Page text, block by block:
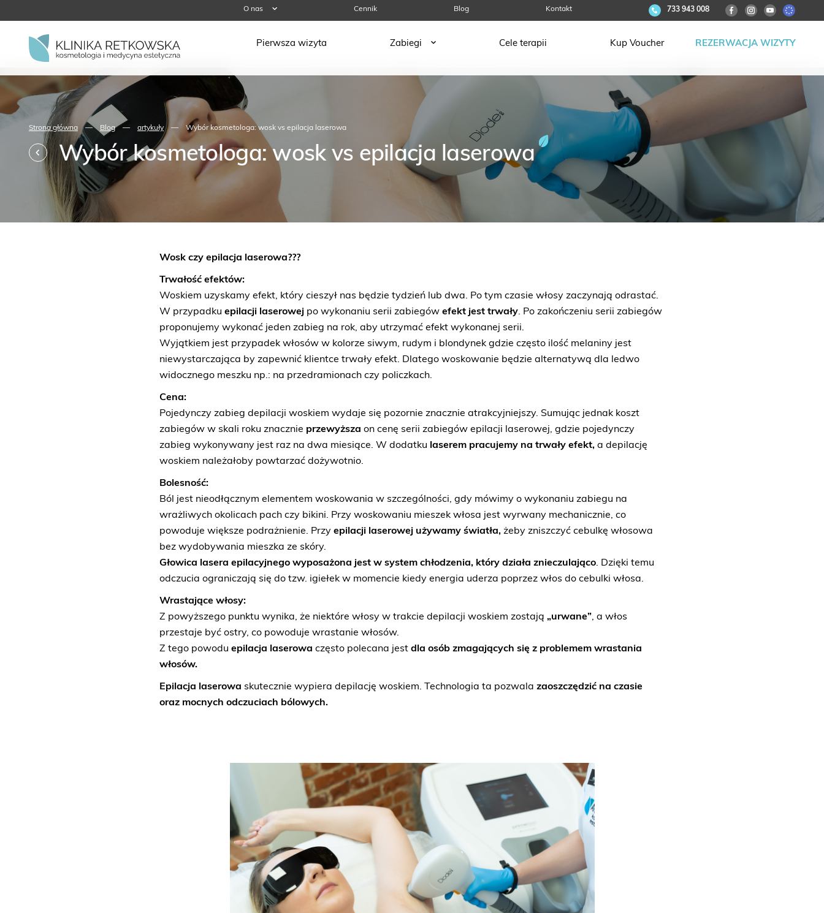
O nas Cennik Blog Kontakt 733 943 008
Pierwsza wizyta Zabiegi Cele terapii Kup Voucher REZERWACJA WIZYTY
Strona główna — Blog — artykuły — Wybór kosmetologa: wosk vs epilacja laserowa
Wybór kosmetologa: wosk vs epilacja laserowa
Wosk czy epilacja laserowa???
Trwałość efektów:
Woskiem uzyskamy efekt, który cieszył nas będzie tydzień lub dwa. Po tym czasie włosy zaczynają odrastać.
W przypadkuepilacji laserowej po wykonaniu serii zabiegówefekt jest trwały. Po zakończeniu serii zabiegów
proponujemy wykonać jeden zabieg na rok, aby utrzymać efekt wykonanej serii.
Wyjątkiem jest przypadek włosów w kolorze siwym, rudym i blondynek gdzie często ilość melaniny jest
niewystarczająca by zapewnić klientce trwały efekt. Dlatego woskowanie będzie alternatywą dla ledwo
widocznego meszku np.: na przedramionach czy policzkach.
Cena:
Pojedynczy zabieg depilacji woskiem wydaje się pozornie znacznie atrakcyjniejszy. Sumując jednak koszt
zabiegów w skali roku znacznie przewyższa on cenę serii zabiegów epilacji laserowej, gdzie pojedynczy
zabieg wykonywany jest raz na dwa miesiące. W dodatku laserem pracujemy na trwały efekt, a depilację
woskiem należałoby powtarzać dożywotnio.
Bolesność:
Ból jest nieodłącznym elementem woskowania w szczególności, gdy mówimy o wykonaniu zabiegu na
wrażliwych okolicach pach czy bikini. Przy woskowaniu mieszek włosa jest wyrwany mechanicznie, co
powoduje większe podrażnienie. Przyepilacji laserowej używamy światła, żeby zniszczyć cebulkę włosowa
bez wydobywania mieszka ze skóry.
Głowica lasera epilacyjnego wyposażona jest w system chłodzenia, który działa znieczulająco. Dzięki temu
odczucia ograniczają się do tzw. igiełek w momencie kiedy energia uderza poprzez włos do cebulki włosa.
Wrastające włosy:
Z powyższego punktu wynika, że niektóre włosy w trakcie depilacji woskiem zostają „urwane”, a włos
przestaje być ostry, co powoduje wrastanie włosów.
Z tego powoduepilacja laserowa często polecana jestdla osób zmagających się z problemem wrastania
włosów.
Epilacja laserowa skutecznie wypiera depilację woskiem. Technologia ta pozwalazaoszczędzić na czasie
oraz mocnych odczuciach bólowych.